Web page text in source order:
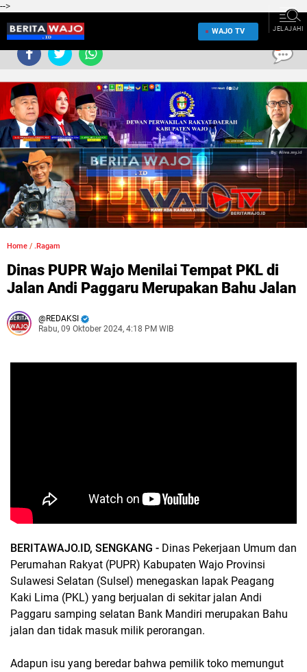
-->
WAJO TV JELAJAHI
Home / .Ragam
Dinas PUPR Wajo Menilai Tempat PKL di
Jalan Andi Paggaru Merupakan Bahu Jalan
REDAKSI
Rabu, 09 Oktober 2024, 4:18 PM WIB
BERITAWAJO.ID, SENGKANG - Dinas Pekerjaan Umum dan
Perumahan Rakyat (PUPR) Kabupaten Wajo Provinsi
Sulawesi Selatan (Sulsel) menegaskan lapak Peagang
Kaki Lima (PKL) yang berjualan di sekitar jalan Andi
Paggaru samping selatan Bank Mandiri merupakan Bahu
jalan dan tidak masuk milik perorangan.
Adapun isu yang beredar bahwa pemilik toko memungut